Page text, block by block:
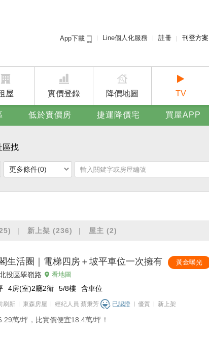
App下載 Line個人化服務 註冊 刊登方案
賣屋刊登
廣告刊登
屋 實價登錄 降價地圖 TV
低於實價房 捷運降價宅 買屋APP
區找
更多條件(0)
新上架 (236) 屋主 (2)
生活圈｜電梯四房＋坡平車位一次擁有 黃金曝光
投區翠嶺路 看地圖
4房(室)2廳2衛 5/8樓 含車位
刷新 東森房屋 經紀人員 蔡秉芳 已認證 優質 新上架
萬/坪，比實價便宜18.4萬/坪！